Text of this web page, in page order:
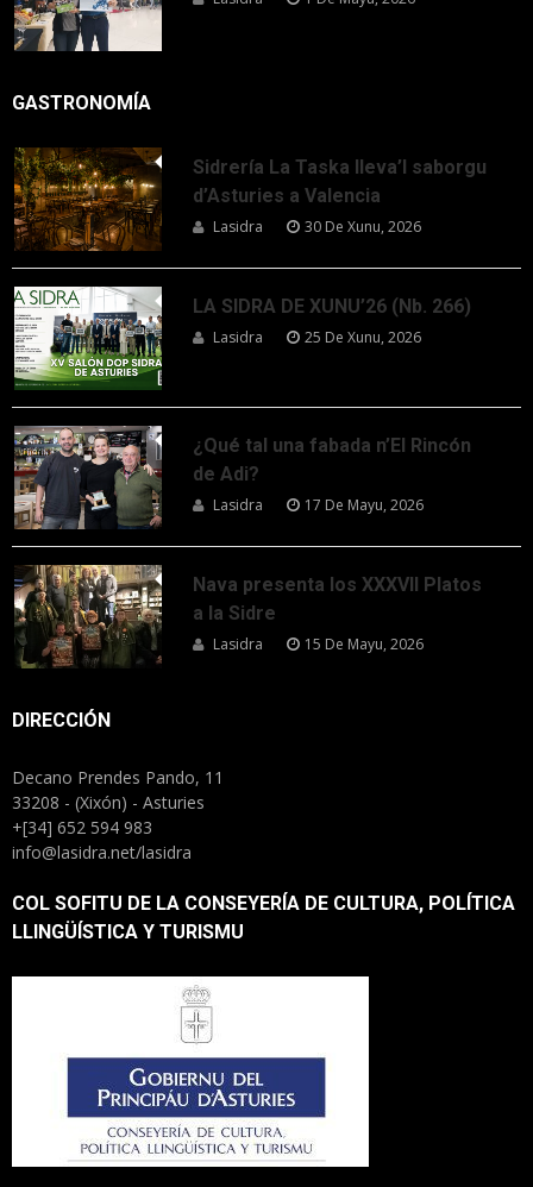
GASTRONOMÍA
Sidrería La Taska lleva’l saborgu
d’Asturies a Valencia
Lasidra 30 De Xunu, 2026
LA SIDRA DE XUNU’26 (Nb. 266)
Lasidra 25 De Xunu, 2026
¿Qué tal una fabada n’El Rincón
de Adi?
Lasidra 17 De Mayu, 2026
Nava presenta los XXXVII Platos
a la Sidre
Lasidra 15 De Mayu, 2026
DIRECCIÓN
Decano Prendes Pando, 11
33208 - (Xixón) - Asturies
+[34] 652 594 983
info@lasidra.net/lasidra
COL SOFITU DE LA CONSEYERÍA DE CULTURA, POLÍTICA
LLINGÜÍSTICA Y TURISMU